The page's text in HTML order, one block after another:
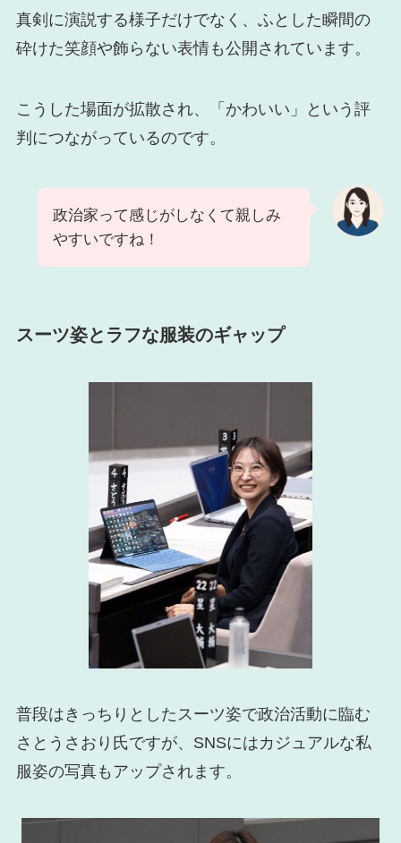
真剣に演説する様子だけでなく、ふとした瞬間の
砕けた笑顔や飾らない表情も公開されています。
こうした場面が拡散され、「かわいい」という評
判につながっているのです。
政治家って感じがしなくて親しみ
やすいですね！
スーツ姿とラフな服装のギャップ
普段はきっちりとしたスーツ姿で政治活動に臨む
さとうさおり氏ですが、SNSにはカジュアルな私
服姿の写真もアップされます。